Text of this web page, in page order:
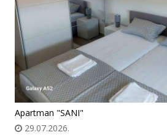
Apartman "SANI"
29.07.2026.